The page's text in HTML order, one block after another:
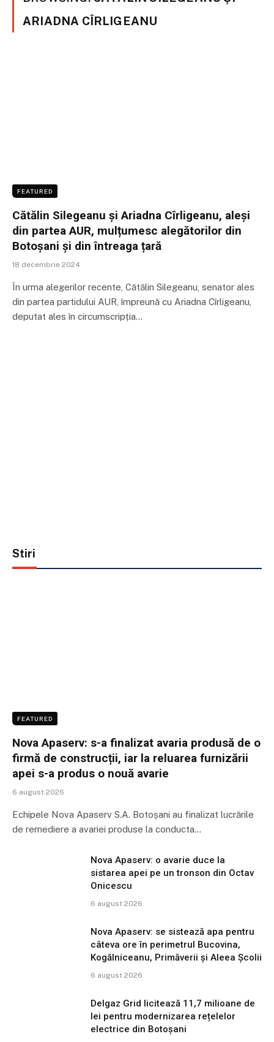
ARIADNA CÎRLIGEANU
FEATURED
Cătălin Silegeanu și Ariadna Cîrligeanu, aleși
din partea AUR, mulțumesc alegătorilor din
Botoșani și din întreaga țară
18 decembrie 2024
În urma alegerilor recente, Cătălin Silegeanu, senator ales
din partea partidului AUR, împreună cu Ariadna Cîrligeanu,
deputat ales în circumscripția…
Stiri
FEATURED
Nova Apaserv: s-a finalizat avaria produsă de o
firmă de construcții, iar la reluarea furnizării
apei s-a produs o nouă avarie
6 august 2026
Echipele Nova Apaserv S.A. Botoșani au finalizat lucrările
de remediere a avariei produse la conducta…
Nova Apaserv: o avarie duce la
sistarea apei pe un tronson din Octav
Onicescu
6 august 2026
Nova Apaserv: se sistează apa pentru
câteva ore în perimetrul Bucovina,
Kogălniceanu, Primăverii și Aleea Școlii
6 august 2026
Delgaz Grid licitează 11,7 milioane de
lei pentru modernizarea rețelelor
electrice din Botoșani